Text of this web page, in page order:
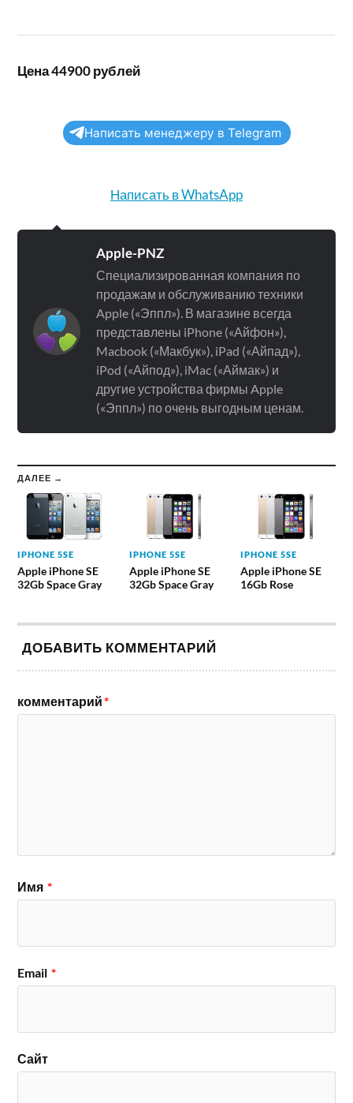
Цена 44900 рублей
Написать менеджеру в Telegram
Написать в WhatsApp
Apple-PNZ
Специализированная компания по
продажам и обслуживанию техники
Apple («Эппл»). В магазине всегда
представлены iPhone («Айфон»),
Macbook («Макбук»), iPad («Айпад»),
iPod («Айпод»), iMac («Аймак») и
другие устройства фирмы Apple
(«Эппл») по очень выгодным ценам.
ДАЛЕЕ →
IPHONE 5SE
Apple iPhone SE
32Gb Space Gray
IPHONE 5SE
Apple iPhone SE
32Gb Space Gray
IPHONE 5SE
Apple iPhone SE
16Gb Rose
ДОБАВИТЬ КОММЕНТАРИЙ
комментарий*
Имя *
Email *
Сайт